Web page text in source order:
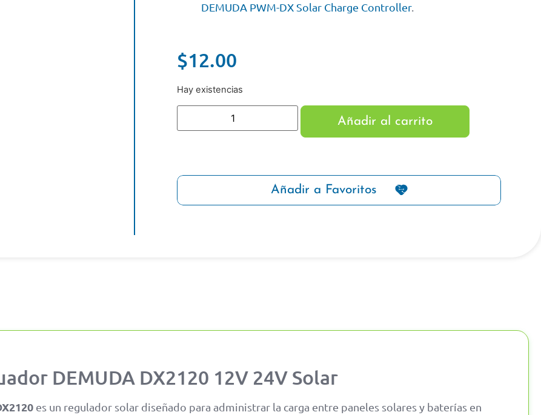
DEMUDA PWM-DX Solar Charge Controller.
$12.00
Hay existencias
Añadir al carrito
Añadir a Favoritos
DEMUDA DX2120 12V 24V Solar
es un regulador solar diseñado para administrar la carga entre paneles solares y baterías en